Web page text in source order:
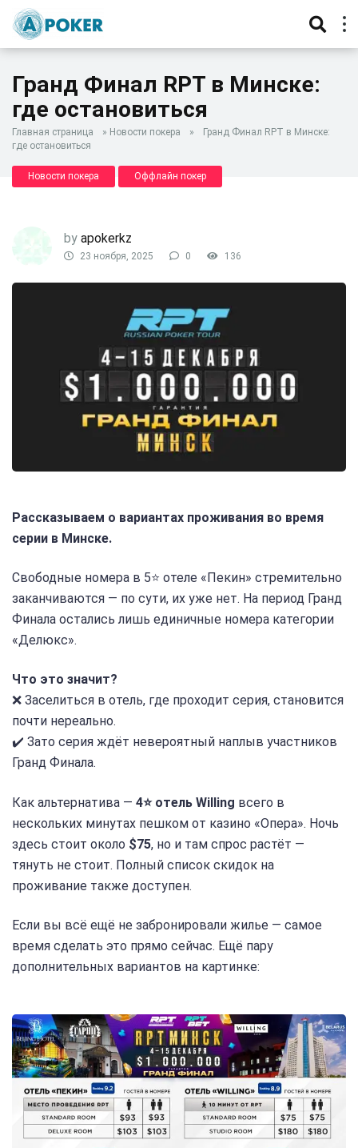
Гранд Финал RPT в Минске:
где остановиться
Главная страница » Новости покера »
Гранд Финал RPT в Минске:
где остановиться
Новости покера Оффлайн покер
by apokerkz
23 ноября, 2025 0 136
Рассказываем о вариантах проживания во время
серии в Минске.
Свободные номера в 5⭐️ отеле «Пекин» стремительно
заканчиваются — по сути, их уже нет. На период Гранд
Финала остались лишь единичные номера категории
«Делюкс».
Что это значит?
❌ Заселиться в отель, где проходит серия, становится
почти нереально.
✔️ Зато серия ждёт невероятный наплыв участников
Гранд Финала.
Как альтернатива — 4⭐️ отель Willing всего в
нескольких минутах пешком от казино «Опера». Ночь
здесь стоит около $75, но и там спрос растёт —
тянуть не стоит. Полный список скидок на
проживание также доступен.
Если вы всё ещё не забронировали жилье — самое
время сделать это прямо сейчас. Ещё пару
дополнительных вариантов на картинке: